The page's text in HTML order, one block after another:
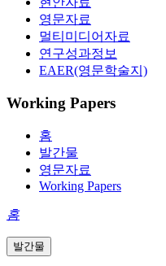
영문자료
멀티미디어자료
연구성과정보
EAER(영문학술지)
Working Papers
홈
발간물
영문자료
Working Papers
홈
발간물